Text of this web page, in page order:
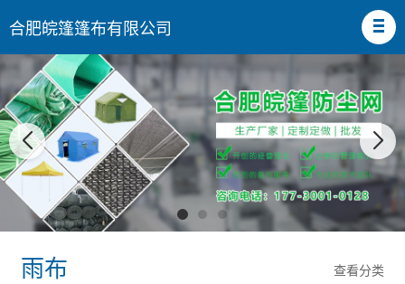
合肥皖篷篷布有限公司
查看分类
雨布